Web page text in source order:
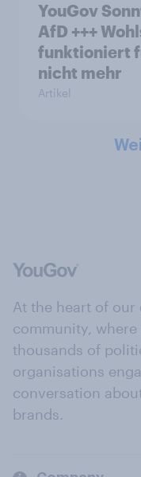
YouGov
AfD +++
funktioniert
nicht mehr
Artikel
At the heart of
community,
thousands of
organisations
conversation
brands.